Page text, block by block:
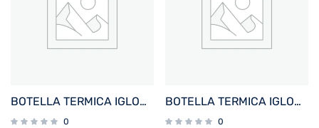
BOTELLA TERMICA IGLOO 1.6L AZUL C/MANIJA 31485
0
BOTELLA TERMICA IGLOO 1.6L NEGRO C/MANIJA 31486
0